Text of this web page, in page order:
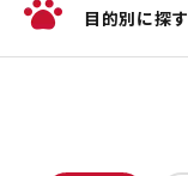
目的別に探す